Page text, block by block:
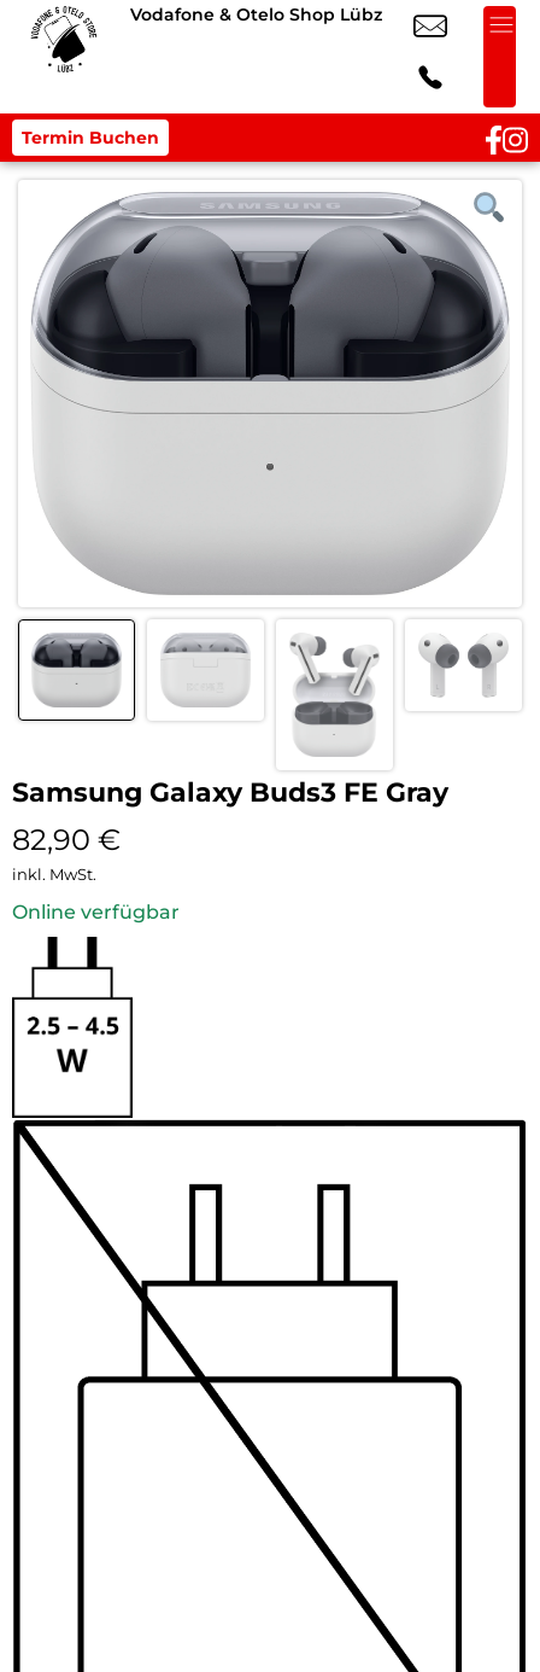
Vodafone & Otelo Shop Lübz
Termin Buchen
Samsung Galaxy Buds3 FE Gray
82,90 €
inkl. MwSt.
Online verfügbar